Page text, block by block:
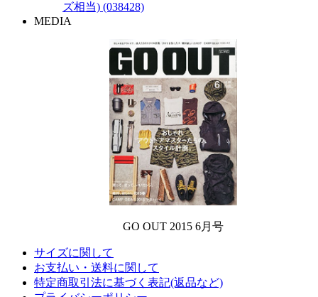
ズ相当) (038428)
MEDIA
GO OUT 2015 6月号
サイズに関して
お支払い・送料に関して
特定商取引法に基づく表記(返品など)